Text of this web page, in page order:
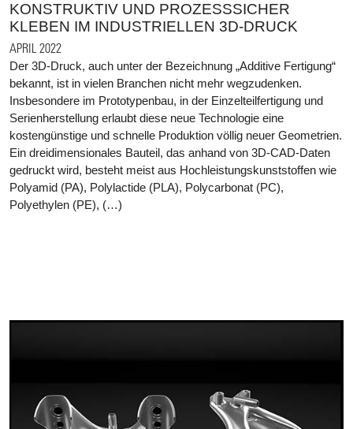
KONSTRUKTIV UND PROZESSSICHER
KLEBEN IM INDUSTRIELLEN 3D-DRUCK
APRIL 2022
Der 3D-Druck, auch unter der Bezeichnung „Additive Fertigung“
bekannt, ist in vielen Branchen nicht mehr wegzudenken.
Insbesondere im Prototypenbau, in der Einzelteilfertigung und
Serienherstellung erlaubt diese neue Technologie eine
kostengünstige und schnelle Produktion völlig neuer Geometrien.
Ein dreidimensionales Bauteil, das anhand von 3D-CAD-Daten
gedruckt wird, besteht meist aus Hochleistungskunststoffen wie
Polyamid (PA), Polylactide (PLA), Polycarbonat (PC),
Polyethylen (PE), (…)